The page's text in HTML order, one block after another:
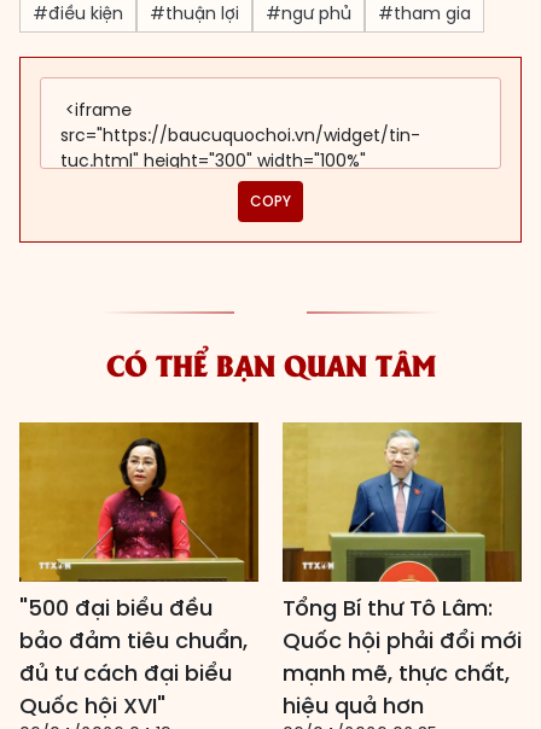
#điều kiện
#thuận lợi #ngư phủ #tham gia
COPY
CÓ THỂ BẠN QUAN TÂM
"500 đại biểu đều
bảo đảm tiêu chuẩn,
đủ tư cách đại biểu
Quốc hội XVI"
Tổng Bí thư Tô Lâm:
Quốc hội phải đổi mới
mạnh mẽ, thực chất,
hiệu quả hơn